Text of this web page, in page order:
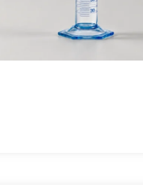
برای بزرگنمایی کلیک کنید